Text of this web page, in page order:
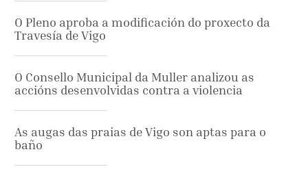
O Pleno aproba a modificación do proxecto da
Travesía de Vigo
O Consello Municipal da Muller analizou as
accións desenvolvidas contra a violencia
As augas das praias de Vigo son aptas para o
baño